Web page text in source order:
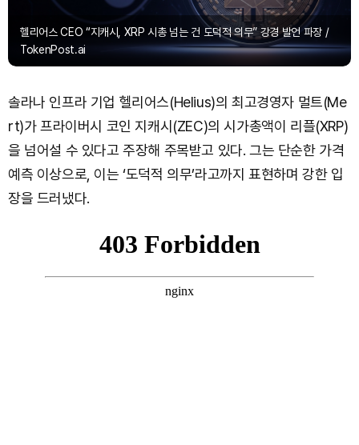
헬리어스 CEO “지캐시, XRP 시총 넘는 건 도덕적 의무” 강경 발언 파장 /
TokenPost.ai
솔라나 인프라 기업 헬리어스(Helius)의 최고경영자 멀트(Me
rt)가 프라이버시 코인 지캐시(ZEC)의 시가총액이 리플(XRP)
을 넘어설 수 있다고 주장해 주목받고 있다. 그는 단순한 가격
예측 이상으로, 이는 ‘도덕적 의무’라고까지 표현하며 강한 입
장을 드러냈다.